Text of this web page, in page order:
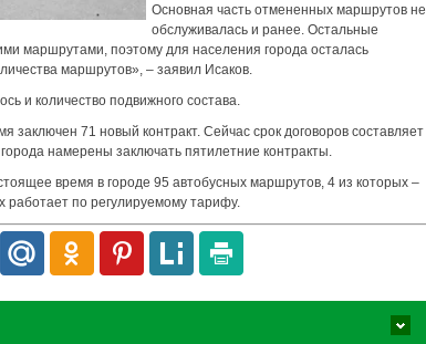
Основная часть отмененных маршрутов не
обслуживалась и ранее. Остальные
маршрутами, поэтому для населения города осталась
маршрутов», – заявил Исаков.
и количество подвижного состава.
заключен 71 новый контракт. Сейчас срок договоров составляет
намерены заключать пятилетние контракты.
время в городе 95 автобусных маршрутов, 4 из которых –
по регулируемому тарифу.